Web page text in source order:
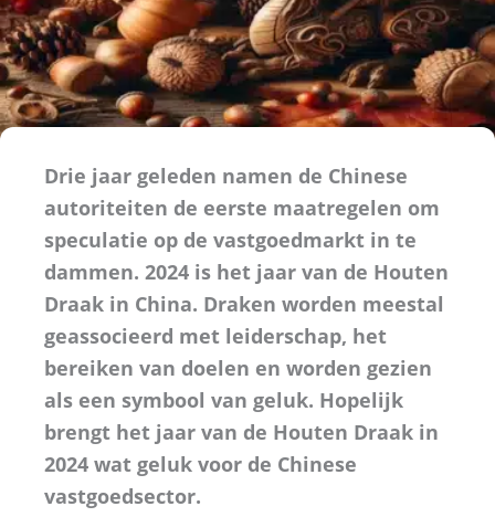
Drie jaar geleden namen de Chinese
autoriteiten de eerste maatregelen om
speculatie op de vastgoedmarkt in te
dammen. 2024 is het jaar van de Houten
Draak in China. Draken worden meestal
geassocieerd met leiderschap, het
bereiken van doelen en worden gezien
als een symbool van geluk. Hopelijk
brengt het jaar van de Houten Draak in
2024 wat geluk voor de Chinese
vastgoedsector.